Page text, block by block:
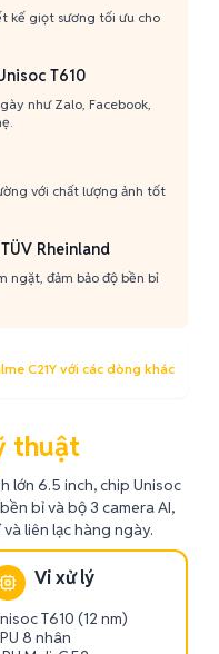
kế giọt sương tối ưu cho
T610
như Zalo, Facebook,
với chất lượng ảnh tốt
Rheinland
ngặt, đảm bảo độ bền bỉ
C21Y với các dòng khác
thuật
lớn 6.5 inch, chip Unisoc
bỉ và bộ 3 camera AI,
liên lạc hàng ngày.
Vi xử lý
T610 (12 nm)
8 nhân